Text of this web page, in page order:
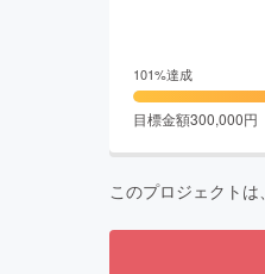
101%達成
目標金額300,000円
このプロジェクトは、